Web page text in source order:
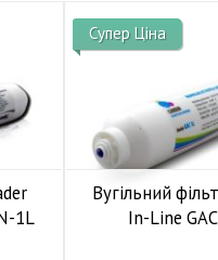
1L
Супер Ціна
Вугільний
In-Line